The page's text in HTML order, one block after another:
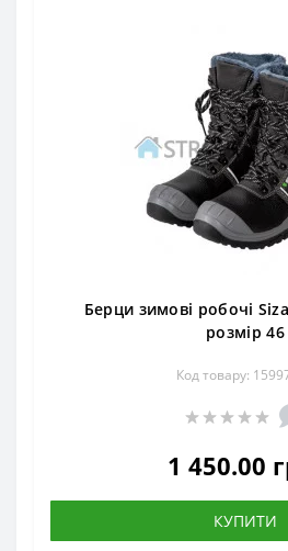
Берци зимові робочі
розмір 46
Код товару:
1 450.00
КУПИТИ